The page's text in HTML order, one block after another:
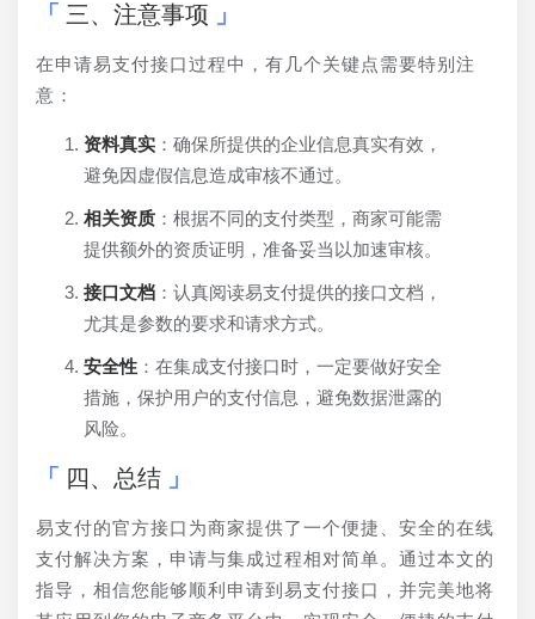
三、注意事项
在申请易支付接口过程中，有几个关键点需要特别注
意：
资料真实 ：确保所提供的企业信息真实有效，
避免因虚假信息造成审核不通过。
相关资质 ：根据不同的支付类型，商家可能需
提供额外的资质证明，准备妥当以加速审核。
接口文档 ：认真阅读易支付提供的接口文档，
尤其是参数的要求和请求方式。
安全性 ：在集成支付接口时，一定要做好安全
措施，保护用户的支付信息，避免数据泄露的
风险。
四、总结
易支付的官方接口为商家提供了一个便捷、安全的在线
支付解决方案，申请与集成过程相对简单。通过本文的
指导，相信您能够顺利申请到易支付接口，并完美地将